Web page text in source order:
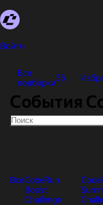
Войти
Все
подборки35
События
ВсеCodeRun
Boost
Challenge